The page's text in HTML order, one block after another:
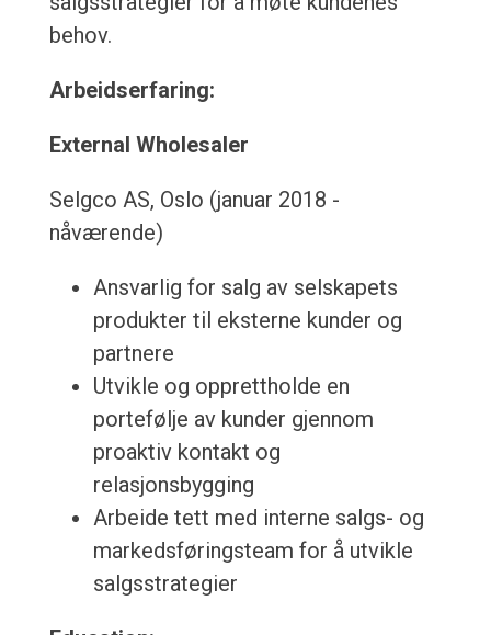
behov.
Arbeidserfaring:
External Wholesaler
Selgco AS, Oslo (januar 2018 -
nåværende)
Ansvarlig for salg av selskapets
produkter til eksterne kunder og
partnere
Utvikle og opprettholde en
portefølje av kunder gjennom
proaktiv kontakt og
relasjonsbygging
Arbeide tett med interne salgs- og
markedsføringsteam for å utvikle
salgsstrategier